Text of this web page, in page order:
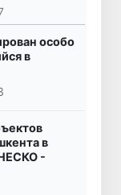
особо
в
в
-